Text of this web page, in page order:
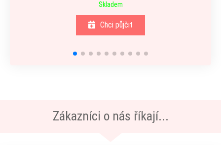
Skladem
Chci půjčit
Zákazníci o nás říkají...